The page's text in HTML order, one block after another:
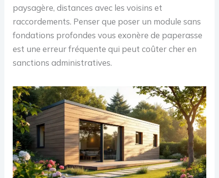
paysagère, distances avec les voisins et
raccordements. Penser que poser un module sans
fondations profondes vous exonère de paperasse
est une erreur fréquente qui peut coûter cher en
sanctions administratives.